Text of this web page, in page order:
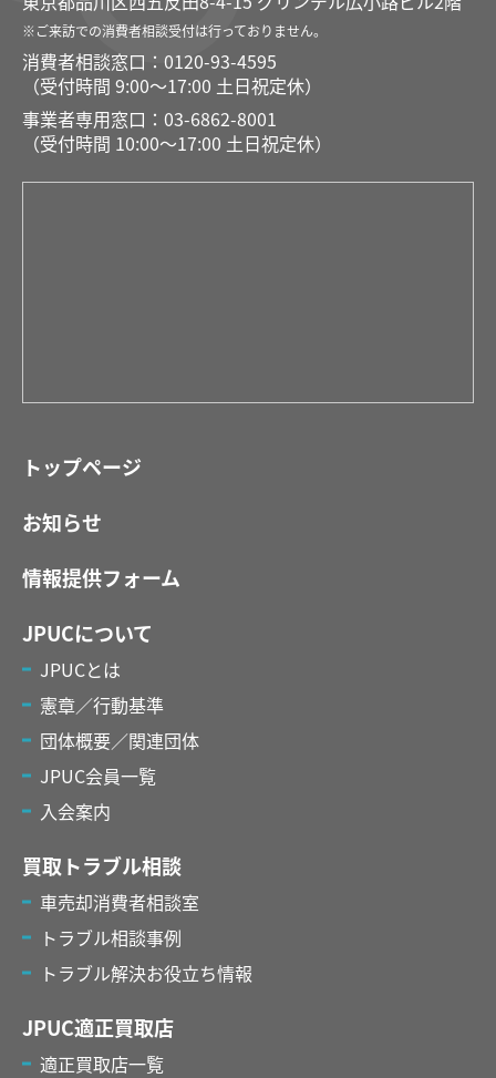
※ご来訪での消費者相談受付は⾏っておりません。
消費者相談窓口：0120-93-4595
（受付時間 9:00〜17:00 土日祝定休）
事業者専用窓口：03-6862-8001
（受付時間 10:00〜17:00 土日祝定休）
トップページ
お知らせ
情報提供フォーム
JPUCについて
JPUCとは
憲章／行動基準
団体概要／関連団体
JPUC会員一覧
入会案内
買取トラブル相談
車売却消費者相談室
トラブル相談事例
トラブル解決お役立ち情報
JPUC適正買取店
適正買取店一覧